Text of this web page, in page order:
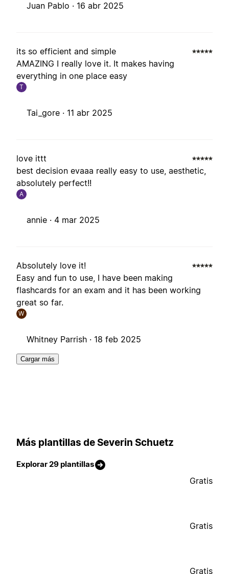
Juan Pablo · 16 abr 2025
its so efficient and simple
AMAZING I really love it. It makes having
everything in one place easy
T
Tai_gore · 11 abr 2025
love ittt
best decision evaaa really easy to use, aesthetic,
absolutely perfect!!
A
annie · 4 mar 2025
Absolutely love it!
Easy and fun to use, I have been making
flashcards for an exam and it has been working
great so far.
W
Whitney Parrish · 18 feb 2025
Cargar más
Más plantillas de Severin Schuetz
Explorar 29 plantillas
Gratis
Gratis
Gratis